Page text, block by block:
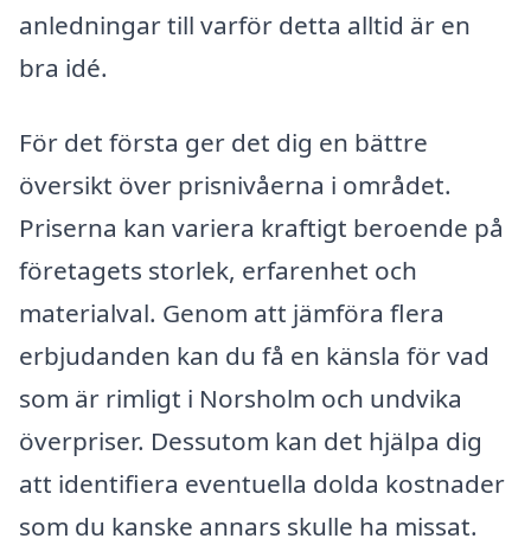
anledningar till varför detta alltid är en
bra idé.
För det första ger det dig en bättre
översikt över prisnivåerna i området.
Priserna kan variera kraftigt beroende på
företagets storlek, erfarenhet och
materialval. Genom att jämföra flera
erbjudanden kan du få en känsla för vad
som är rimligt i Norsholm och undvika
överpriser. Dessutom kan det hjälpa dig
att identifiera eventuella dolda kostnader
som du kanske annars skulle ha missat.